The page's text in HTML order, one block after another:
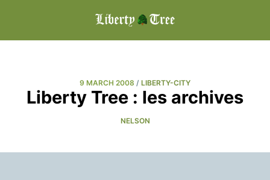
9 MARCH 2008 / LIBERTY-CITY
Liberty Tree : les archives
NELSON